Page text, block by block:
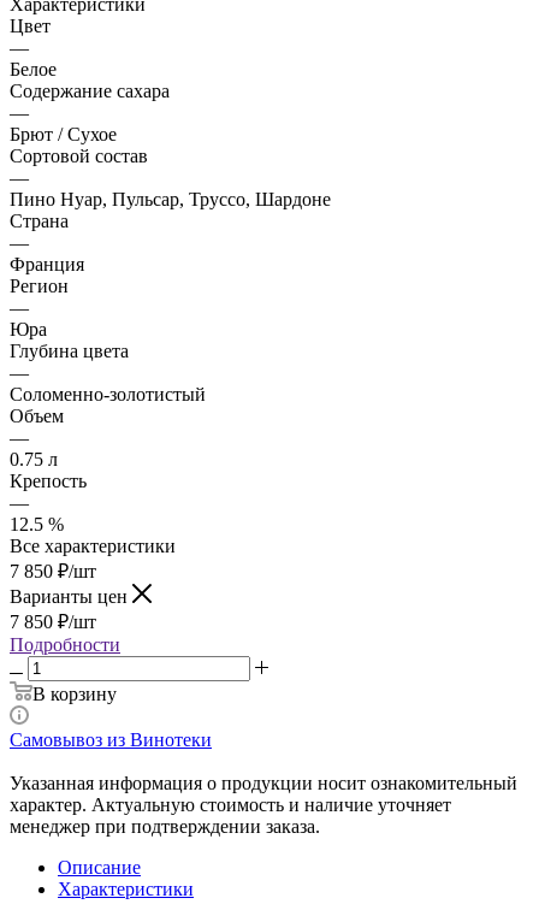
Цвет
—
Белое
Содержание сахара
—
Брют / Сухое
Сортовой состав
—
Пино Нуар, Пульсар, Труссо, Шардоне
Страна
—
Франция
Регион
—
Юра
Глубина цвета
—
Соломенно-золотистый
Объем
—
0.75 л
Крепость
—
12.5 %
Все характеристики
7 850 ₽/шт
Варианты цен
7 850 ₽/шт
Подробности
В корзину
Самовывоз из Винотеки
Указанная информация о продукции носит ознакомительный
характер. Актуальную стоимость и наличие уточняет
менеджер при подтверждении заказа.
Описание
Характеристики